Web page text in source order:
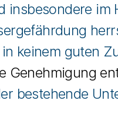
insbesondere
keinem guten
Genehmigung
bestehende